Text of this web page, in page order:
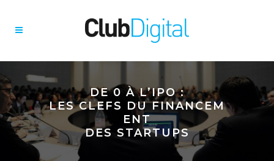
DE 0 À L’IPO :
LES CLEFS DU FINANCEM
ENT
DES STARTUPS